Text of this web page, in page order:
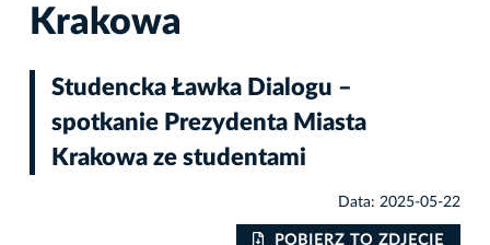
Krakowa
Studencka Ławka Dialogu –
spotkanie Prezydenta Miasta
Krakowa ze studentami
Data: 2025-05-22
POBIERZ TO ZDJĘCIE